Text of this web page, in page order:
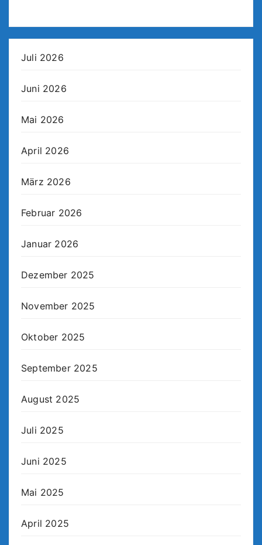
Juli 2026
Juni 2026
Mai 2026
April 2026
März 2026
Februar 2026
Januar 2026
Dezember 2025
November 2025
Oktober 2025
September 2025
August 2025
Juli 2025
Juni 2025
Mai 2025
April 2025